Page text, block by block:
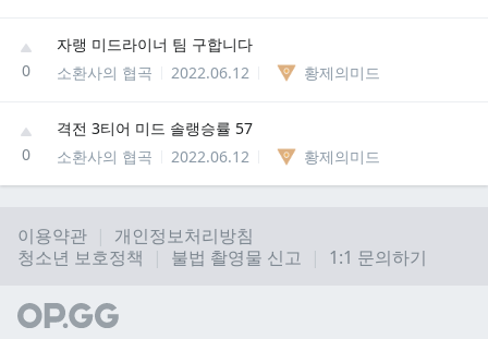
0
자랭 미드라이너 팀 구합니다
소환사의 협곡
2022.06.12 황제의미드
0
격전 3티어 미드 솔랭승률 57
소환사의 협곡
2022.06.12 황제의미드
이용약관
개인정보처리방침
청소년 보호정책
불법 촬영물 신고 1:1 문의하기